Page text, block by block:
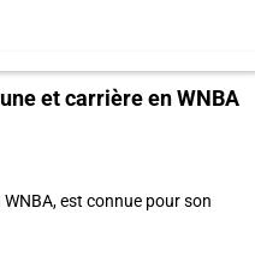
et carrière en WNBA
est connue pour son